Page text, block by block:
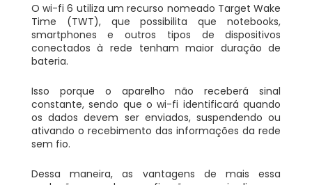
O wi-fi 6 utiliza um recurso nomeado Target Wake
Time (TWT), que possibilita que notebooks,
smartphones e outros tipos de dispositivos
conectados à rede tenham maior duração de
bateria.
Isso porque o aparelho não receberá sinal
constante, sendo que o wi-fi identificará quando
os dados devem ser enviados, suspendendo ou
ativando o recebimento das informações da rede
sem fio.
Dessa maneira, as vantagens de mais essa